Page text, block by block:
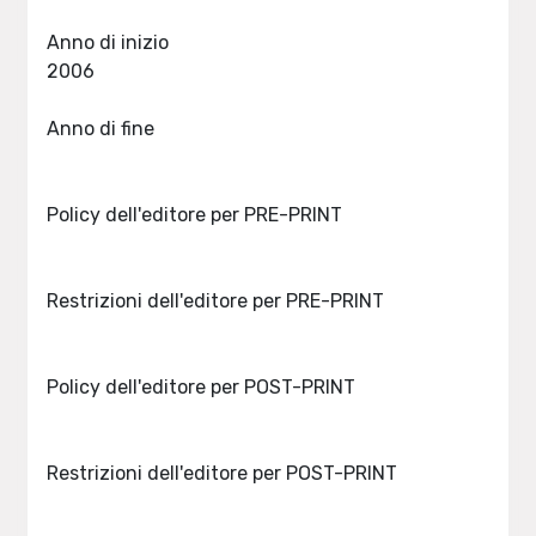
Anno di inizio
Anno di fine
Policy dell'editore per PRE-PRINT
Restrizioni dell'editore per PRE-PRINT
Policy dell'editore per POST-PRINT
Restrizioni dell'editore per POST-PRINT